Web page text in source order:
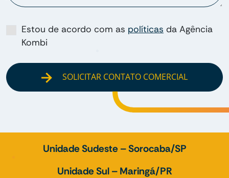
Estou de acordo com as políticas da Agência
Kombi
SOLICITAR CONTATO COMERCIAL
Unidade Sudeste – Sorocaba/SP
Unidade Sul – Maringá/PR